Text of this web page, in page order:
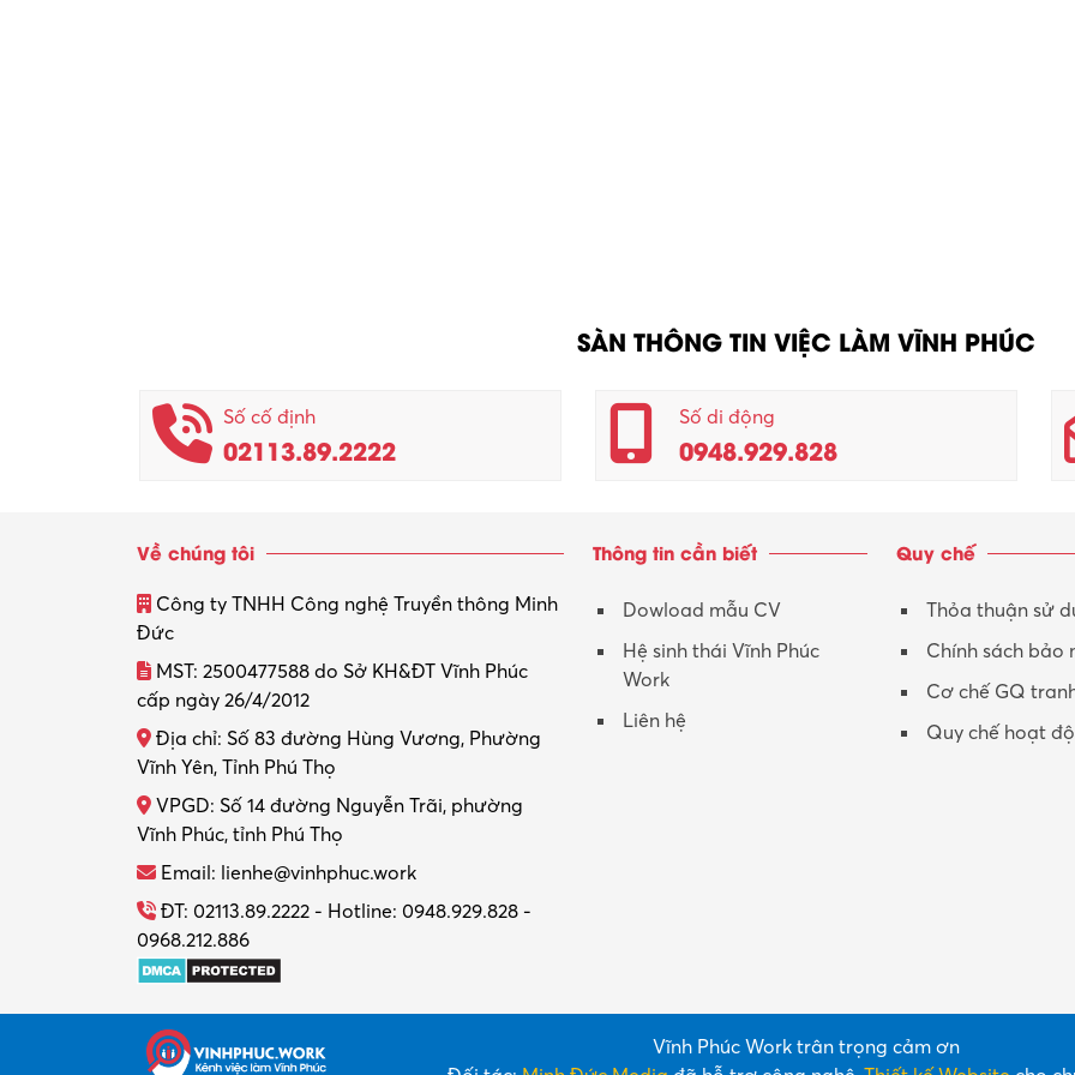
SÀN THÔNG TIN VIỆC LÀM VĨNH PHÚC
Số cố định
02113.89.2222
Số di động
0948.929.828
Về chúng tôi
Công ty TNHH Công nghệ Truyền thông Minh
Đức
MST: 2500477588 do Sở KH&ĐT Vĩnh Phúc
cấp ngày 26/4/2012
Địa chỉ: Số 83 đường Hùng Vương, Phường
Vĩnh Yên, Tỉnh Phú Thọ
VPGD: Số 14 đường Nguyễn Trãi, phường
Vĩnh Phúc, tỉnh Phú Thọ
Email: lienhe@vinhphuc.work
ĐT: 02113.89.2222 - Hotline: 0948.929.828 -
0968.212.886
Thông tin cần biết
Dowload mẫu CV
Hệ sinh thái Vĩnh Phúc
Work
Liên hệ
Quy chế
Thỏa thuận sử
Chính sách bảo
Cơ chế GQ
Quy chế hoạt
Vĩnh Phúc Work trân trọng cảm ơn